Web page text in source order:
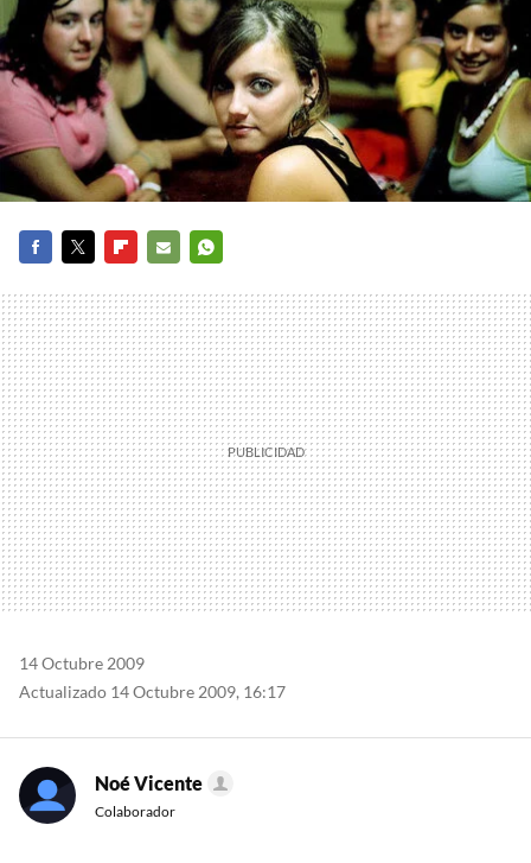
MAIL
14 Octubre 2009
Actualizado 14 Octubre 2009, 16:17
Noé Vicente
Colaborador